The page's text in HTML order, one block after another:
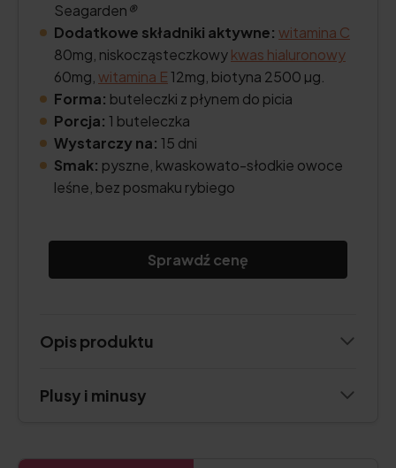
Seagarden®
Dodatkowe składniki aktywne: witamina C
80mg, niskocząsteczkowykwas hialuronowy
60mg, witamina E12mg, biotyna 2500 µg.
Forma: buteleczki z płynem do picia
Porcja: 1 buteleczka
Wystarczy na: 15 dni
Smak: pyszne, kwaskowato-słodkie owoce
leśne, bez posmaku rybiego
Sprawdź cenę
Opis produktu
Plusy i minusy